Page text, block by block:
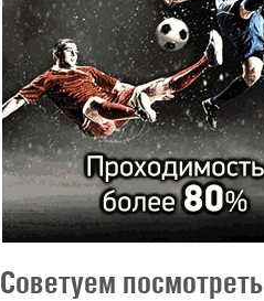
Советуем посмотреть